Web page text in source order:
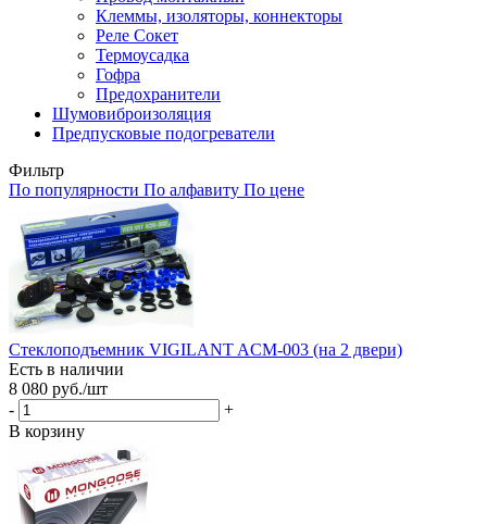
Клеммы, изоляторы, коннекторы
Реле Сокет
Термоусадка
Гофра
Предохранители
Шумовиброизоляция
Предпусковые подогреватели
Фильтр
По популярности По алфавиту По цене
Стеклоподъемник VIGILANT ACM-003 (на 2 двери)
Есть в наличии
8 080 руб./шт
-
+
В корзину